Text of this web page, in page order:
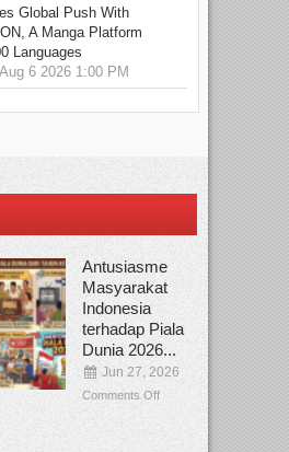
Global Push With
A Manga Platform
Languages
6 2026 1:00 PM
Antusiasme
Masyarakat
Indonesia
terhadap Piala
Dunia 2026...
Jun 27, 2026
Comments Off